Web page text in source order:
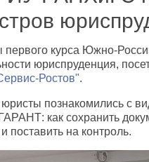
первого курса Южно-
юриспруденция,
Ростов".
познакомились с
как сохранить
поставить на контроль.